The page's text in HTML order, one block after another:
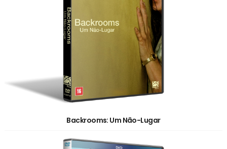
Backrooms: Um Não-Lugar